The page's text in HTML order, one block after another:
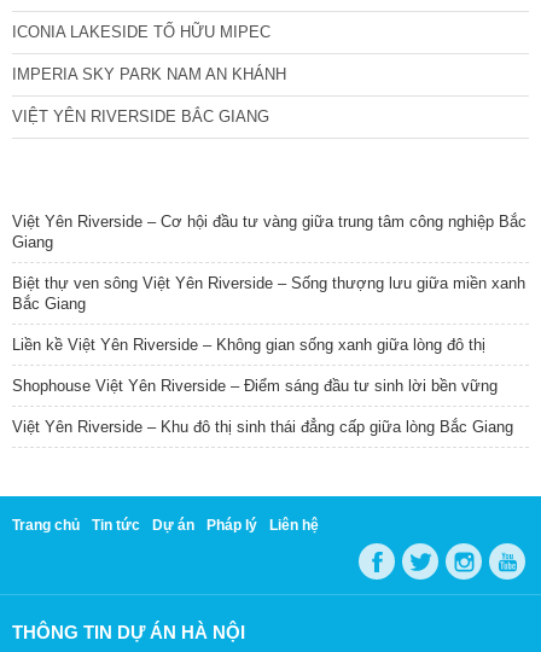
ICONIA LAKESIDE TỐ HỮU MIPEC
IMPERIA SKY PARK NAM AN KHÁNH
VIỆT YÊN RIVERSIDE BẮC GIANG
Việt Yên Riverside – Cơ hội đầu tư vàng giữa trung tâm công nghiệp Bắc
Giang
Biệt thự ven sông Việt Yên Riverside – Sống thượng lưu giữa miền xanh
Bắc Giang
Liền kề Việt Yên Riverside – Không gian sống xanh giữa lòng đô thị
Shophouse Việt Yên Riverside – Điểm sáng đầu tư sinh lời bền vững
Việt Yên Riverside – Khu đô thị sinh thái đẳng cấp giữa lòng Bắc Giang
Trang chủ Tin tức Dự án Pháp lý Liên hệ
THÔNG TIN DỰ ÁN HÀ NỘI